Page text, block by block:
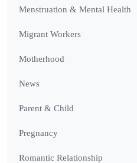
Menstruation & Mental Health
Migrant Workers
Motherhood
News
Parent & Child
Pregnancy
Romantic Relationship